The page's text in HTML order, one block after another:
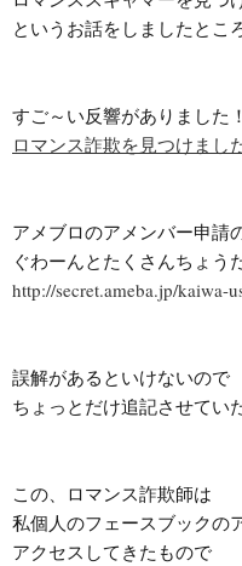
というお話をしましたところ
ロマンス詐欺を見つけまし
アメブロのアメンバー申請
http://secret.ameba.jp/kaiwa-
誤解があるといけないので
ちょっとだけ追記させてい
この、ロマンス詐欺師は
私個人のフェースブックの
アクセスしてきたもので